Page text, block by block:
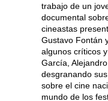
trabajo de un
documental
cineastas
Gustavo Fontán
algunos críticos
García,
desgranando
sobre el cine
mundo de los